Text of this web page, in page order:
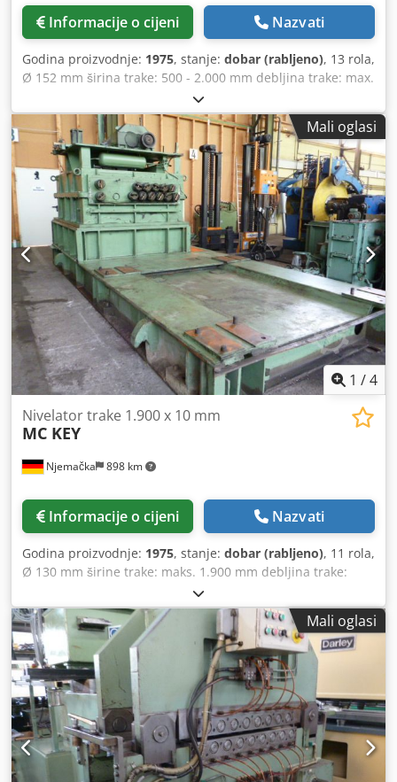
Informacije o cijeni Nazvati
Godina proizvodnje: 1975, stanje: dobar (rabljeno), 13 rola,
Ø 152 mm širina trake: 500 - 2.000 mm debljina trake: max.
12 mm Cedpog Iii Aefx Ahqsrf
Mali oglasi
1 /4
Njemačka 898 km
Nivelator trake 1.900 x 10 mm
MC KEY
Informacije o cijeni Nazvati
Godina proizvodnje: 1975, stanje: dobar (rabljeno), 11 rola,
Ø 130 mm širine trake: maks. 1.900 mm debljina trake:
maks. 10 mm Cedpfodnztkex Ahqerf
Mali oglasi